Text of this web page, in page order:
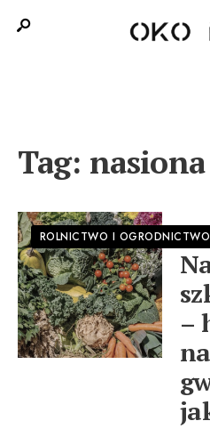
Tag:
ROLNICTWO I OGRODNICTWO
6
–